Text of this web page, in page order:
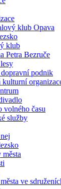
klub Opava
klub
Petra Bezruče
podnik
kulturní
volného času
služby
města
ve